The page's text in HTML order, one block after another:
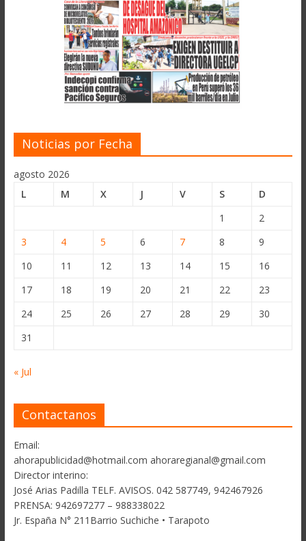
Noticias por Fecha
agosto 2026
L
M X J V S
D
1
2
3
4 5 6 7 8
9
10
11 12 13 14 15
16
17
18 19 20 21 22
23
24
25 26 27 28 29
30
31
« Jul
Contactanos
Email:
ahorapublicidad@hotmail.com ahoraregianal@gmail.com
Director interino:
José Arias Padilla TELF. AVISOS. 042 587749, 942467926
PRENSA: 942697277 – 988338022
Jr. España N° 211Barrio Suchiche • Tarapoto